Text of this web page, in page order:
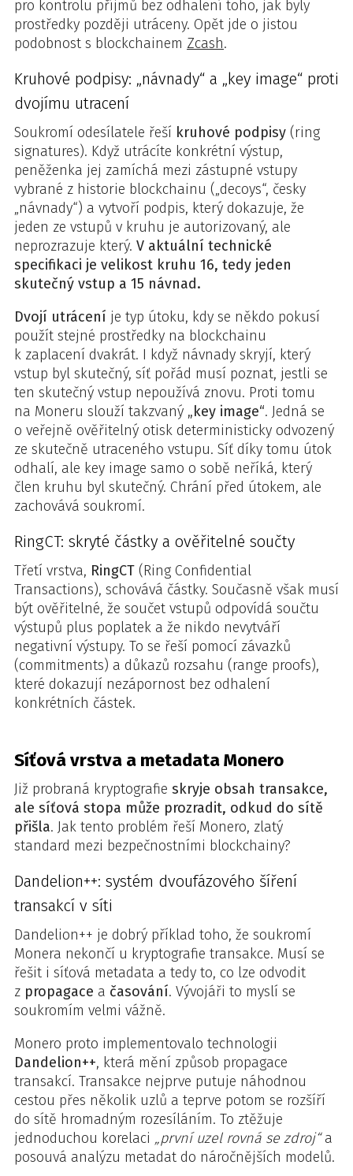
pro kontrolu příjmů bez odhalení toho, jak byly
prostředky později utráceny. Opět jde o jistou
podobnost s blockchainem Zcash.
Kruhové podpisy: „návnady“ a „key image“ proti
dvojímu utracení
Soukromí odesílatele řeší kruhové podpisy (ring
signatures). Když utrácíte konkrétní výstup,
peněženka jej zamíchá mezi zástupné vstupy
vybrané z historie blockchainu („decoys“, česky
„návnady“) a vytvoří podpis, který dokazuje, že
jeden ze vstupů v kruhu je autorizovaný, ale
neprozrazuje který. V aktuální technické
specifikaci je velikost kruhu 16, tedy jeden
skutečný vstup a 15 návnad.
Dvojí utrácení je typ útoku, kdy se někdo pokusí
použít stejné prostředky na blockchainu
k zaplacení dvakrát. I když návnady skryjí, který
vstup byl skutečný, síť pořád musí poznat, jestli se
ten skutečný vstup nepoužívá znovu. Proti tomu
na Moneru slouží takzvaný „key image“. Jedná se
o veřejně ověřitelný otisk deterministicky odvozený
ze skutečně utraceného vstupu. Síť díky tomu útok
odhalí, ale key image samo o sobě neříká, který
člen kruhu byl skutečný. Chrání před útokem, ale
zachovává soukromí.
RingCT: skryté částky a ověřitelné součty
Třetí vrstva, RingCT (Ring Confidential
Transactions), schovává částky. Současně však musí
být ověřitelné, že součet vstupů odpovídá součtu
výstupů plus poplatek a že nikdo nevytváří
negativní výstupy. To se řeší pomocí závazků
(commitments) a důkazů rozsahu (range proofs),
které dokazují nezápornost bez odhalení
konkrétních částek.
Síťová vrstva a metadata Monero
Již probraná kryptografie skryje obsah transakce,
ale síťová stopa může prozradit, odkud do sítě
přišla. Jak tento problém řeší Monero, zlatý
standard mezi bezpečnostními blockchainy?
Dandelion++: systém dvoufázového šíření
transakcí v síti
Dandelion++ je dobrý příklad toho, že soukromí
Monera nekončí u kryptografie transakce. Musí se
řešit i síťová metadata a tedy to, co lze odvodit
z propagace a časování. Vývojáři to myslí se
soukromím velmi vážně.
Monero proto implementovalo technologii
Dandelion++, která mění způsob propagace
transakcí. Transakce nejprve putuje náhodnou
cestou přes několik uzlů a teprve potom se rozšíří
do sítě hromadným rozesíláním. To ztěžuje
jednoduchou korelaci „první uzel rovná se zdroj“a
posouvá analýzu metadat do náročnějších modelů.